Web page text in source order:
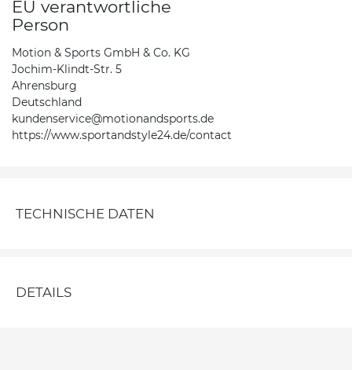
EU verantwortliche
Person
Motion & Sports GmbH & Co. KG
Jochim-Klindt-Str. 5
Ahrensburg
Deutschland
kundenservice@motionandsports.de
https://www.sportandstyle24.de/contact
TECHNISCHE DATEN
DETAILS